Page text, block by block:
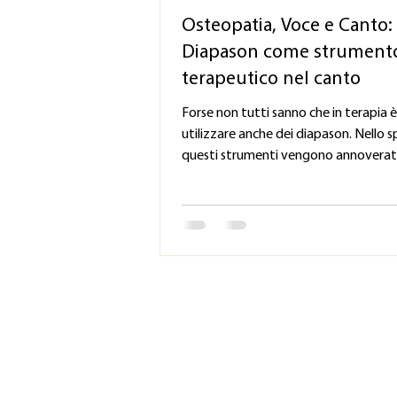
Osteopatia, Voce e Canto:
Diapason come
terapeutico nel canto
Forse non tutti sanno che in terapia è
utilizzare anche dei diapason. Nello
questi strumenti vengono